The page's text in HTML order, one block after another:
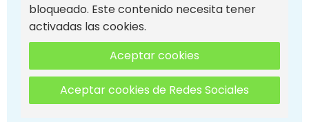
bloqueado. Este contenido necesita tener
activadas las cookies.
Aceptar cookies
Aceptar cookies de Redes Sociales